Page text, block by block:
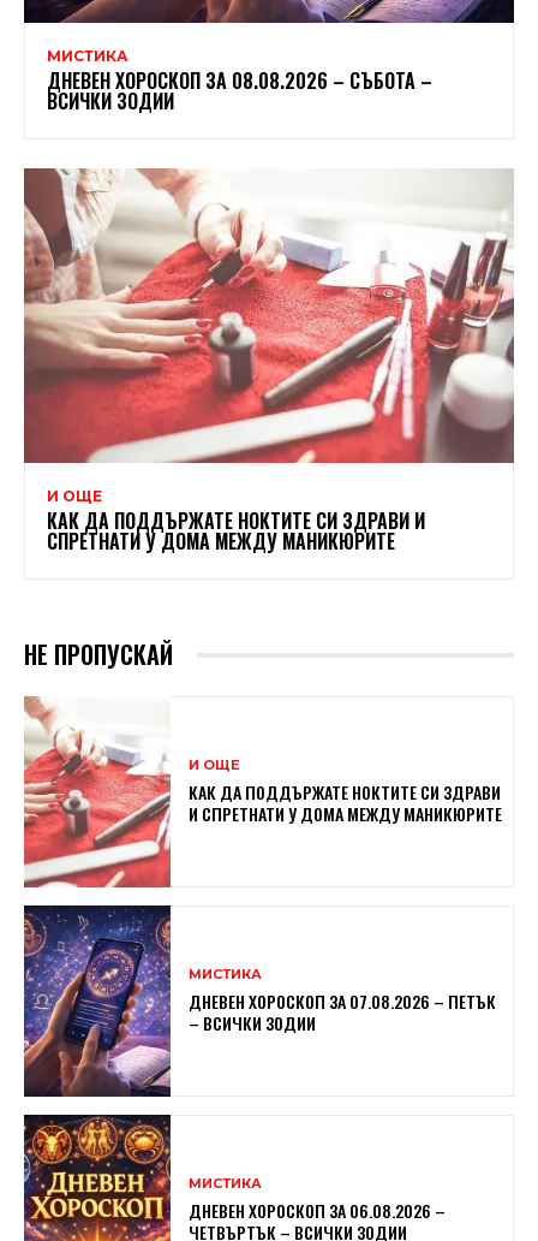
МИСТИКА
ДНЕВЕН ХОРОСКОП ЗА 08.08.2026 – СЪБОТА –
ВСИЧКИ ЗОДИИ
И ОЩЕ
КАК ДА ПОДДЪРЖАТЕ НОКТИТЕ СИ ЗДРАВИ И
СПРЕТНАТИ У ДОМА МЕЖДУ МАНИКЮРИТЕ
НЕ ПРОПУСКАЙ
И ОЩЕ
КАК ДА ПОДДЪРЖАТЕ НОКТИТЕ СИ ЗДРАВИ
И СПРЕТНАТИ У ДОМА МЕЖДУ МАНИКЮРИТЕ
МИСТИКА
ДНЕВЕН ХОРОСКОП ЗА 07.08.2026 – ПЕТЪК
– ВСИЧКИ ЗОДИИ
МИСТИКА
ДНЕВЕН ХОРОСКОП ЗА 06.08.2026 –
ЧЕТВЪРТЪК – ВСИЧКИ ЗОДИИ